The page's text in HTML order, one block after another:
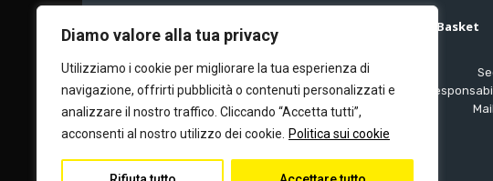
Diamo valore alla tua privacy
Utilizziamo i cookie per migliorare la tua esperienza di
navigazione, offrirti pubblicità o contenuti personalizzati e
analizzare il nostro traffico. Cliccando “Accetta tutti”,
acconsenti al nostro utilizzo dei cookie.
Politica sui cookie
Basket
Editore e direttore